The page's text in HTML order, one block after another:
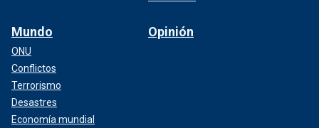
Mundo
ONU
Conflictos
Terrorismo
Desastres
Economía mundial
Opinión